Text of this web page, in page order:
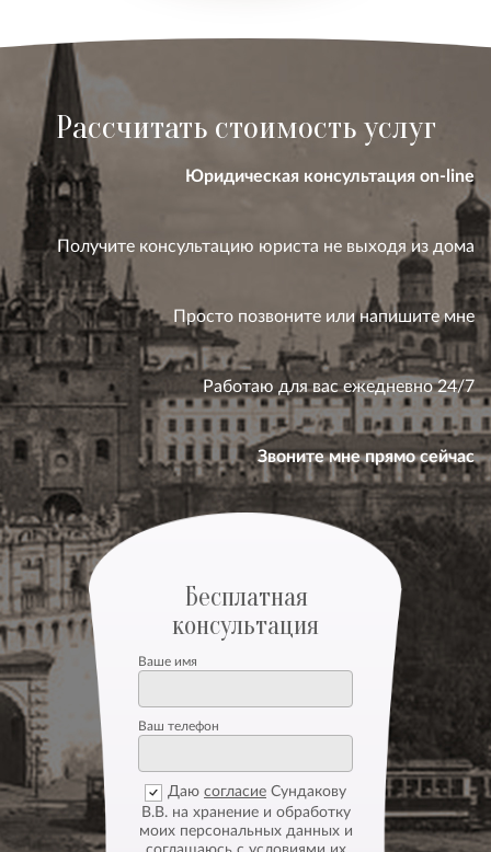
Рассчитать стоимость услуг
Юридическая консультация on-line
Получите консультацию юриста не выходя из дома
Просто позвоните или напишите мне
Работаю для вас ежедневно 24/7
Звоните мне прямо сейчас
Бесплатная
консультация
Ваше имя
Ваш телефон
Даю согласие Сундакову
В.В. на хранение и обработку
моих персональных данных и
соглашаюсь с условиями их